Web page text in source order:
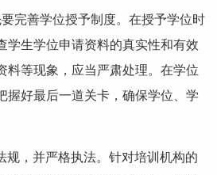
善学位授予制度。在授予学位时
学生学位申请资料的真实性和有效
料等现象，应当严肃处理。在学位
握好最后一道关卡，确保学位、学
，并严格执法。针对培训机构的